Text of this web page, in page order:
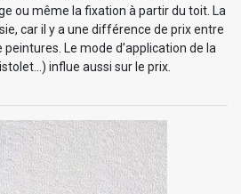
ou même la fixation à partir du toit. La
car il y a une différence de prix entre
Le mode d’application de la
influe aussi sur le prix.